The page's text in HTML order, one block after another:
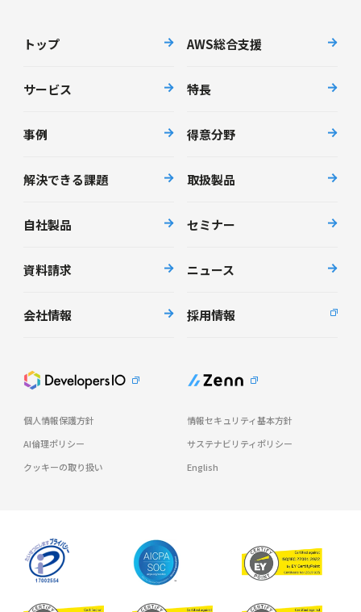
トップ AWS総合支援
サービス 特長
事例 得意分野
解決できる課題 取扱製品
自社製品 セミナー
資料請求 ニュース
会社情報 採用情報
個人情報保護方針
情報セキュリティ基本方針
AI倫理ポリシー
サステナビリティポリシー
クッキーの取り扱い
English